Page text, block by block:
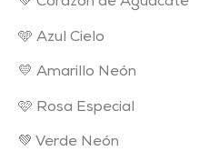
💚 Corazón de Aguacate
🩵 Azul Cielo
💛 Amarillo Neón
🩷 Rosa Especial
💚 Verde Neón